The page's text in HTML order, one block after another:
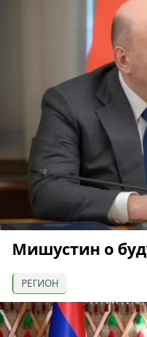
Мишустин о
РЕГИОН